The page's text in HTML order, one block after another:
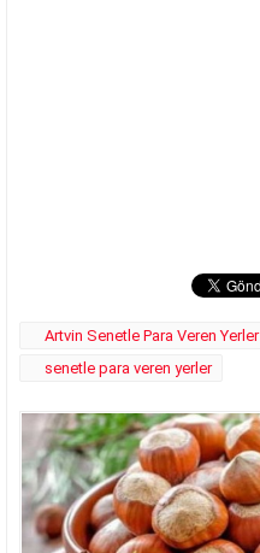
Artvin Senetle Para Veren Yerler
senetle para veren yerler